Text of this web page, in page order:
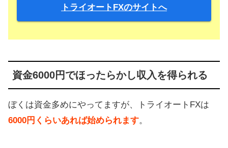
トライオートFXのサイトへ
資金6000円でほったらかし収入を得られる
ぼくは資金多めにやってますが、トライオートFXは
6000円くらいあれば始められます。